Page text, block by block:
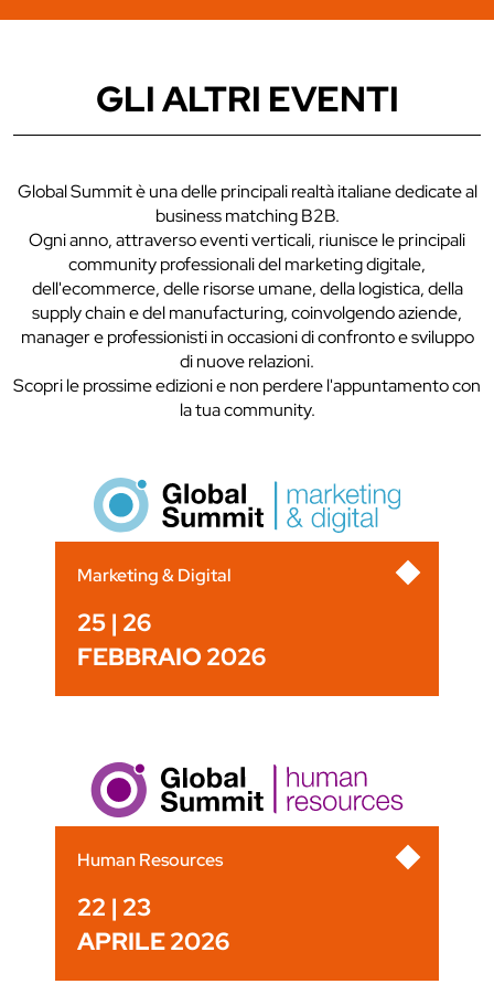
GLI ALTRI EVENTI
Global Summit è una delle principali realtà italiane dedicate al
business matching B2B.
Ogni anno, attraverso eventi verticali, riunisce le principali
community professionali del marketing digitale,
dell'ecommerce, delle risorse umane, della logistica, della
supply chain e del manufacturing, coinvolgendo aziende,
manager e professionisti in occasioni di confronto e sviluppo
di nuove relazioni.
Scopri le prossime edizioni e non perdere l'appuntamento con
la tua community.
Marketing & Digital
25 | 26
FEBBRAIO 2026
Human Resources
22 | 23
APRILE 2026